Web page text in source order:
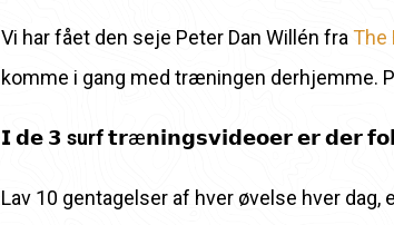
Vi har fået den seje Peter Dan Willén fra The
komme i gang med træningen derhjemme.
𝗜 𝗱𝗲 𝟯 surf𝘁𝗿æ𝗻𝗶𝗻𝗴𝘀𝘃𝗶𝗱𝗲𝗼𝗲𝗿 𝗲𝗿 𝗱𝗲𝗿
Lav 10 gentagelser af hver øvelse hver dag,